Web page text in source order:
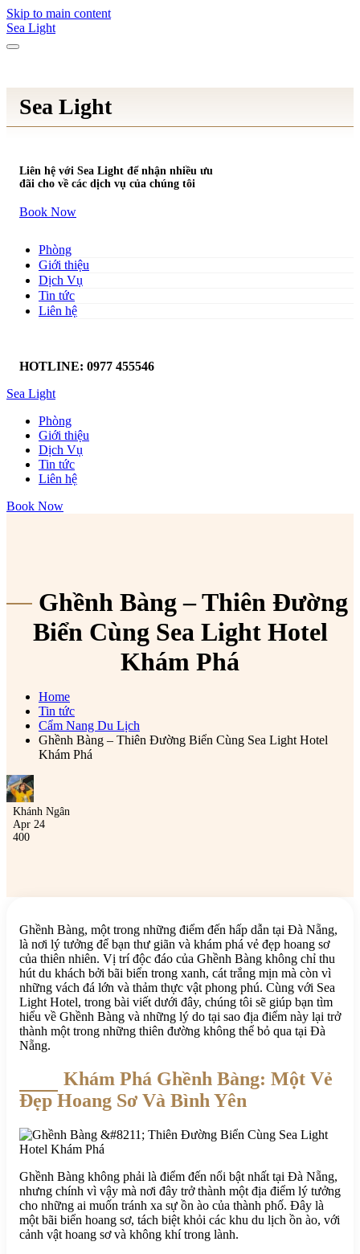
Skip to main content
Sea Light
Sea Light
Liên hệ với Sea Light để nhận nhiều ưu
đãi cho về các dịch vụ của chúng tôi
Book Now
Phòng
Giới thiệu
Dịch Vụ
Tin tức
Liên hệ
HOTLINE: 0977 455546
Sea Light
Phòng
Giới thiệu
Dịch Vụ
Tin tức
Liên hệ
Book Now
Ghềnh Bàng – Thiên Đường
Biển Cùng Sea Light Hotel
Khám Phá
Home
Tin tức
Cẩm Nang Du Lịch
Ghềnh Bàng – Thiên Đường Biển Cùng Sea Light Hotel
Khám Phá
Khánh Ngân
Apr 24
400
Ghềnh Bàng, một trong những điểm đến hấp dẫn tại Đà Nẵng,
là nơi lý tưởng để bạn thư giãn và khám phá vẻ đẹp hoang sơ
của thiên nhiên. Vị trí độc đáo của Ghềnh Bàng không chỉ thu
hút du khách bởi bãi biển trong xanh, cát trắng mịn mà còn vì
những vách đá lớn và thảm thực vật phong phú. Cùng với Sea
Light Hotel, trong bài viết dưới đây, chúng tôi sẽ giúp bạn tìm
hiểu về Ghềnh Bàng và những lý do tại sao địa điểm này lại trở
thành một trong những thiên đường không thể bỏ qua tại Đà
Nẵng.
Khám Phá Ghềnh Bàng: Một Vẻ
Đẹp Hoang Sơ Và Bình Yên
Ghềnh Bàng không phải là điểm đến nổi bật nhất tại Đà Nẵng,
nhưng chính vì vậy mà nơi đây trở thành một địa điểm lý tưởng
cho những ai muốn tránh xa sự ồn ào của thành phố. Đây là
một bãi biển hoang sơ, tách biệt khỏi các khu du lịch ồn ào, với
cảnh vật hoang sơ và không khí trong lành.